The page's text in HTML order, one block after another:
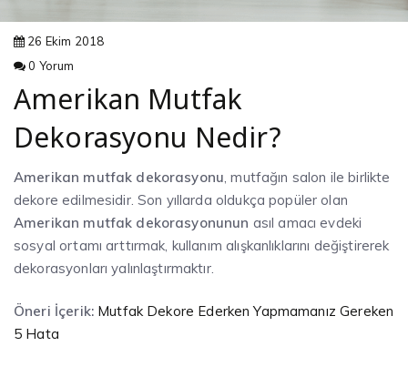
26 Ekim 2018
0 Yorum
Amerikan Mutfak
Dekorasyonu Nedir?
Amerikan mutfak dekorasyonu , mutfağın salon ile birlikte
dekore edilmesidir. Son yıllarda oldukça popüler olan
Amerikan mutfak dekorasyonunun asıl amacı evdeki
sosyal ortamı arttırmak, kullanım alışkanlıklarını değiştirerek
dekorasyonları yalınlaştırmaktır.
Öneri İçerik: Mutfak Dekore Ederken Yapmamanız Gereken
5 Hata